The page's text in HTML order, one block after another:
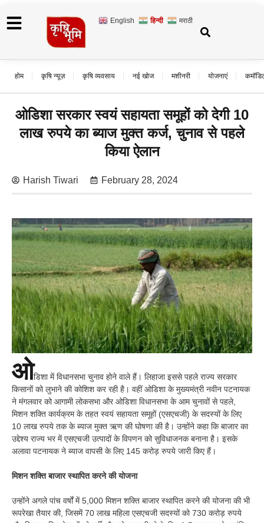
English हिन्दी मराठी
होम कृषि न्यूज़ कृषि व्यवसाय नई खोज मशीनरी योजनाएं
ओडिशा सरकार स्वयं सहायता समूहों को देगी 10
लाख रुपये का ब्याज मुक्त कर्ज, चुनाव से पहले
किया ऐलान
Harish Tiwari February 28, 2024
ओडिशा में विधानसभा चुनाव होने वाले हैं। लिहाजा इससे पहले राज्य सरकार
किसानों को लुभाने की कोशिश कर रही है। वहीं ओडिशा के मुख्यमंत्री नवीन पटनायक
ने मंगलवार को आगामी लोकसभा और ओडिशा विधानसभा के आम चुनावों से पहले,
मिशन शक्ति कार्यक्रम के तहत स्वयं सहायता समूहों (एसएचजी) के सदस्यों के लिए
10 लाख रुपये तक के ब्याज मुक्त ऋण की घोषणा की है। उन्होंने कहा कि बाजार का
उद्देश्य राज्य भर में एसएचजी उत्पादों के विपणन को सुविधाजनक बनाना है। इसके
अलावा पटनायक ने ब्याज वापसी के लिए 145 करोड़ रुपये जारी किए हैं।
मिशन शक्ति बाजार स्थापित करने की योजना
उन्होंने अगले पांच वर्षों में 5,000 मिशन शक्ति बाजार स्थापित करने की योजना की भी
रूपरेखा तैयार की, जिसमें 70 लाख महिला एसएचजी सदस्यों को 730 करोड़ रुपये